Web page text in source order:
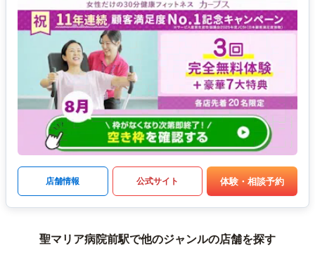
店舗情報 公式サイト 体験・相談予約
聖マリア病院前駅で他のジャンルの店舗を探す